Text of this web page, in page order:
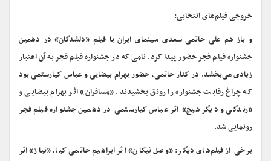
خروجی فیلم‌های انتخابی:
و باز هم علی حاتمی سعدی سینمای ایران با فیلم «دلشدگان» در دهمین
جشنواره فیلم فجر حضور پیدا کرد. نامی که در جشنواره فیلم فجر به آن اعتبار
زیادی می‌بخشد. در کنار حاتمی، حضور بهرام بیضایی و عباس کیارستمی بود
که چراغ رقابت جشنواره را رونق بخشیدند. «مسافران» اثر بهرام بیضایی و
«رندگی و دیگر هیچ» اثر عباس کیارستمی در دهمین جشنواره فیلم فجر
رونمایی شد.
برخی از فیلم‌های دیگر: «وصل نیکان» اثر ابراهیم حاتمی کیا، «نیاز» اثر